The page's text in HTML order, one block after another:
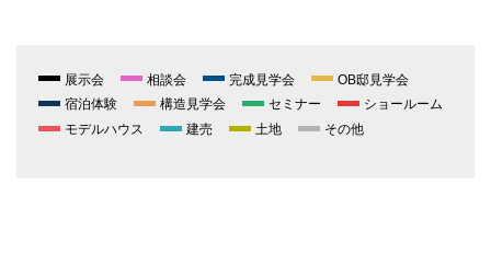
展示会 相談会 完成見学会
OB邸見学会
宿泊体験
構造見学会 セミナー
ショールーム
モデルハウス
建売 土地 その他